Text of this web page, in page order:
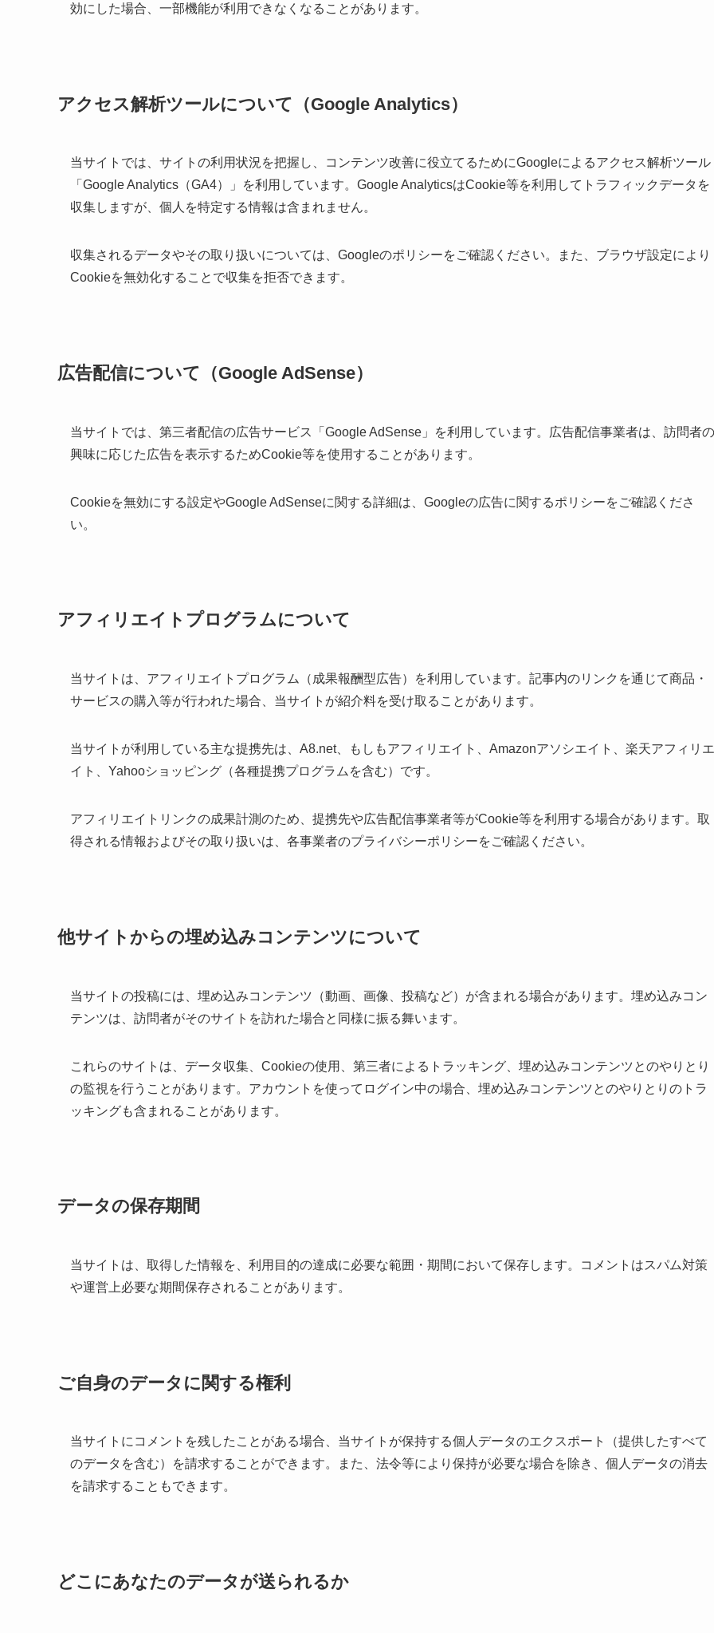
効にした場合、一部機能が利用できなくなることがあります。
アクセス解析ツールについて（Google Analytics）
当サイトでは、サイトの利用状況を把握し、コンテンツ改善に役立てるためにGoogleによるアクセス解析ツール
「Google Analytics（GA4）」を利用しています。Google AnalyticsはCookie等を利用してトラフィックデータを
収集しますが、個人を特定する情報は含まれません。
収集されるデータやその取り扱いについては、Googleのポリシーをご確認ください。また、ブラウザ設定により
Cookieを無効化することで収集を拒否できます。
広告配信について（Google AdSense）
当サイトでは、第三者配信の広告サービス「Google AdSense」を利用しています。広告配信事業者は、訪問者の
興味に応じた広告を表示するためCookie等を使用することがあります。
Cookieを無効にする設定やGoogle AdSenseに関する詳細は、Googleの広告に関するポリシーをご確認くださ
い。
アフィリエイトプログラムについて
当サイトは、アフィリエイトプログラム（成果報酬型広告）を利用しています。記事内のリンクを通じて商品・
サービスの購入等が行われた場合、当サイトが紹介料を受け取ることがあります。
当サイトが利用している主な提携先は、A8.net、もしもアフィリエイト、Amazonアソシエイト、楽天アフィリエ
イト、Yahooショッピング（各種提携プログラムを含む）です。
アフィリエイトリンクの成果計測のため、提携先や広告配信事業者等がCookie等を利用する場合があります。取
得される情報およびその取り扱いは、各事業者のプライバシーポリシーをご確認ください。
他サイトからの埋め込みコンテンツについて
当サイトの投稿には、埋め込みコンテンツ（動画、画像、投稿など）が含まれる場合があります。埋め込みコン
テンツは、訪問者がそのサイトを訪れた場合と同様に振る舞います。
これらのサイトは、データ収集、Cookieの使用、第三者によるトラッキング、埋め込みコンテンツとのやりとり
の監視を行うことがあります。アカウントを使ってログイン中の場合、埋め込みコンテンツとのやりとりのトラ
ッキングも含まれることがあります。
データの保存期間
当サイトは、取得した情報を、利用目的の達成に必要な範囲・期間において保存します。コメントはスパム対策
や運営上必要な期間保存されることがあります。
ご自身のデータに関する権利
当サイトにコメントを残したことがある場合、当サイトが保持する個人データのエクスポート（提供したすべて
のデータを含む）を請求することができます。また、法令等により保持が必要な場合を除き、個人データの消去
を請求することもできます。
どこにあなたのデータが送られるか